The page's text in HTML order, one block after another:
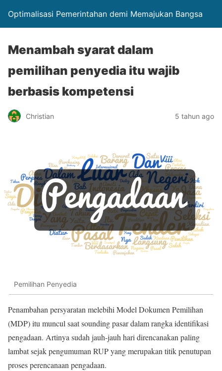
Optimalisasi Pemerintahan demi Memajukan Bangsa
Menambah syarat dalam
pemilihan penyedia itu wajib
berbasis kompetensi
Christian 5 tahun ago
Pemilihan Penyedia
Penambahan persyaratan melebihi Model Dokumen Pemilihan
(MDP) itu muncul saat sounding pasar dalam rangka identifikasi
pengadaan. Artinya sudah jauh-jauh hari direncanakan paling
lambat sejak pengumuman RUP yang merupakan titik penutupan
proses perencanaan pengadaan.